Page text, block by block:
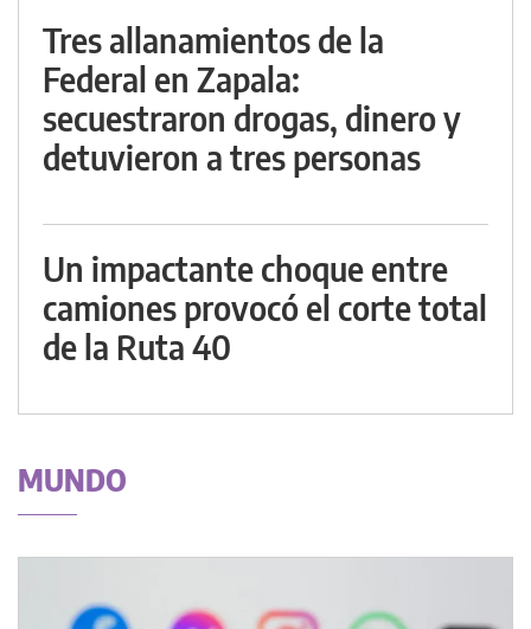
Tres allanamientos de la
Federal en Zapala:
secuestraron drogas, dinero y
detuvieron a tres personas
Un impactante choque entre
camiones provocó el corte total
de la Ruta 40
MUNDO